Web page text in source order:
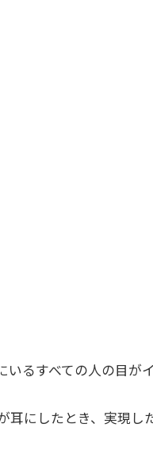
るすべての人の目が
にしたとき、実現し